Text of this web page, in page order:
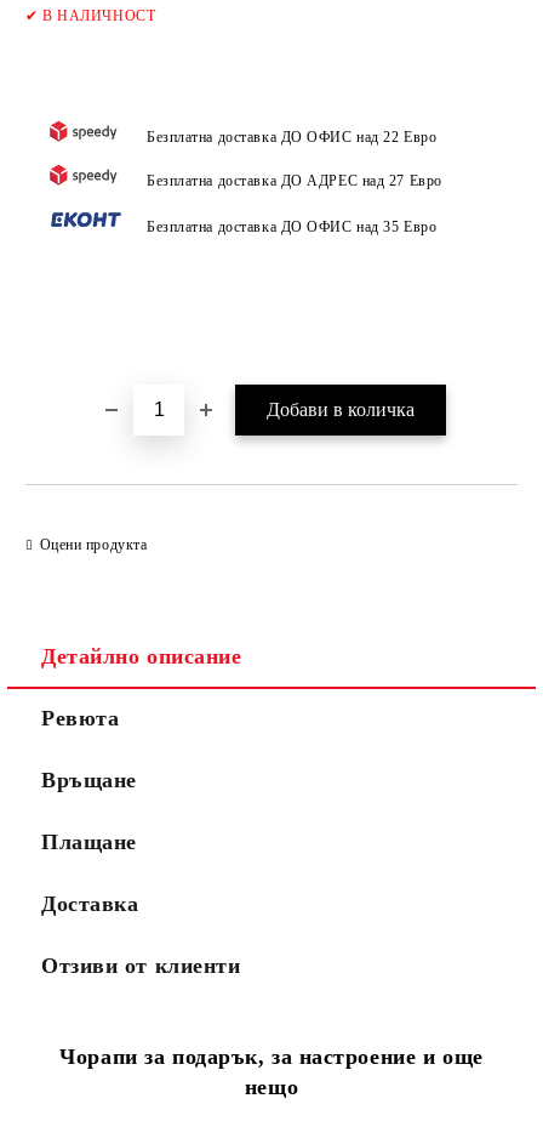
✔В НАЛИЧНОСТ
Безплатна доставка ДО ОФИС над 22 Евро
Безплатна доставка ДО АДРЕС над 27 Евро
Безплатна доставка ДО ОФИС над 35 Евро
Оцени продукта
Детайлно описание
Ревюта
Връщане
Плащане
Доставка
Отзиви от клиенти
Чорапи за подарък, за настроение и още
нещо